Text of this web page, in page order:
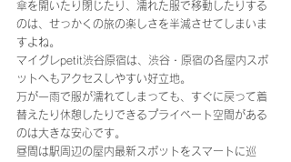
傘を開いたり閉じたり、濡れた服で移動したりする
のは、せっかくの旅の楽しさを半減させてしまいま
すよね。
マイグレpetit渋谷原宿は、渋谷・原宿の各屋内スポ
ットへもアクセスしやすい好立地。
万が一雨で服が濡れてしまっても、すぐに戻って着
替えたり休憩したりできるプライベート空間がある
のは大きな安心です。
昼間は駅周辺の屋内最新スポットをスマートに巡